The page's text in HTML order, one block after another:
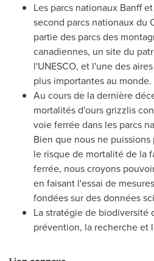
Les parcs nationaux Banffet
second parcs nationaux du
partie des parcs des
canadiennes, un site du
l'UNESCO, et l'une des
plus importantes au monde.
Au cours de la dernière
mortalités d'ours grizzlis
voie ferrée dans les parcs
Bien que nous ne
le risque de mortalité de la
ferrée, nous croyons
en faisant l'essai de
fondées sur des données
La stratégie de biodiversité
prévention, la recherche et